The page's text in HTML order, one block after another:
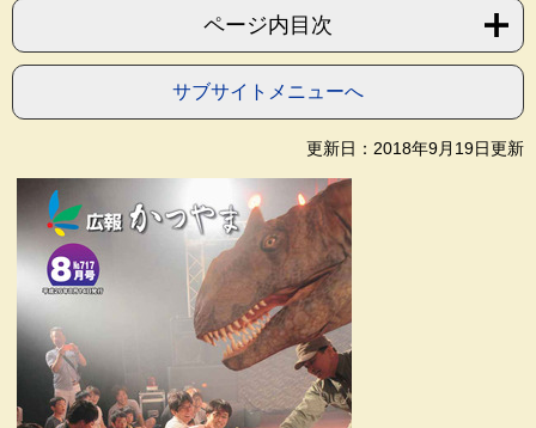
ページ内目次
サブサイトメニューへ
更新日：2018年9月19日更新